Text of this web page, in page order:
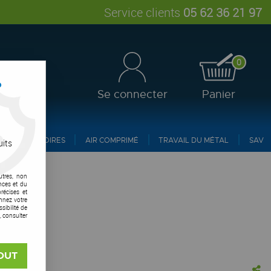
Service clients 05 62 36 21 97
Se connecter
0
Panier
ACCESSOIRES AIR COMPRIMÉ TRAVAIL DU MÉTAL SAV
non
et du
et
votre
de
consulter